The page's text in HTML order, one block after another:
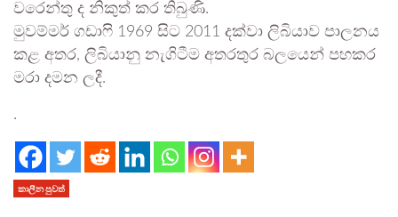
වරෙන්තු ද නිකුත් කර තිබුණි.
මුවම්මර් ගඩාෆි 1969 සිට 2011 දක්වා ලිබියාව පාලනය
කළ අතර, ලිබියානු නැගිටීම අතරතුර බලයෙන් පහකර
මරා දමන ලදී.
.
කාලීන පුවත්